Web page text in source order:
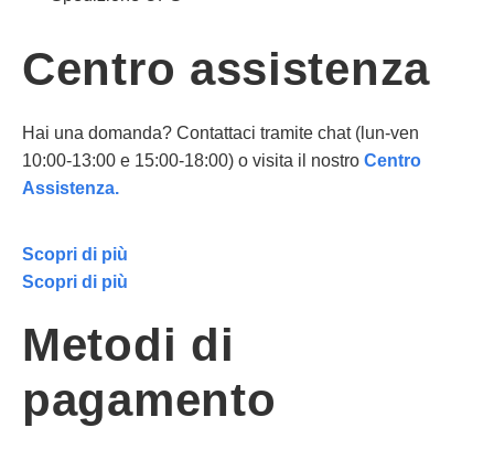
Centro assistenza
Hai una domanda? Contattaci tramite chat (lun-ven
10:00-13:00 e 15:00-18:00) o visita il nostro Centro
Assistenza.
Scopri di più
Scopri di più
Metodi di
pagamento